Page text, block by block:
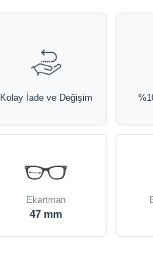
Kolay İade ve Değişim
Ekartman
47 mm